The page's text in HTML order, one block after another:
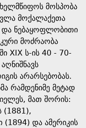
მოსპობა
მოქალაქეთა
და ნებაყოფლობითი
მოძრაობა
XIX ს-ის 40 - 70-
არარსებობას.
რამდენიმე მეტად
მათ შორის:
(1881),
(1894) და ამერიკის